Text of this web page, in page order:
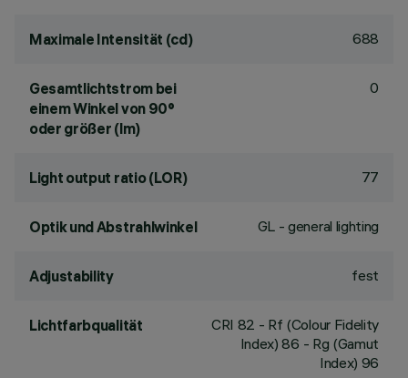
Maximale Intensität (cd) 688
Gesamtlichtstrom bei
einem Winkel von 90°
oder größer (lm)
0
Light output ratio (LOR) 77
Optik und Abstrahlwinkel GL - general lighting
Adjustability fest
Lichtfarbqualität CRI 82 - Rf (Colour Fidelity
Index) 86 - Rg (Gamut
Index) 96